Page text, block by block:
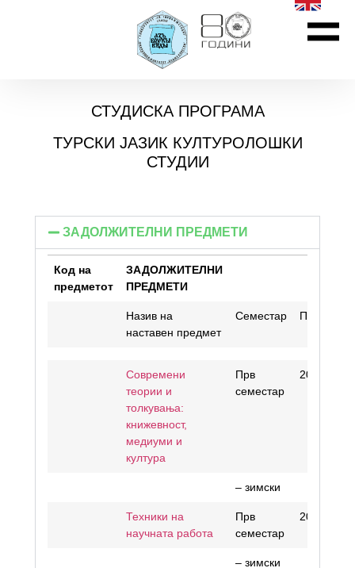
СТУДИСКА ПРОГРАМА
ТУРСКИ ЈАЗИК КУЛТУРОЛОШКИ
СТУДИИ
ЗАДОЛЖИТЕЛНИ ПРЕДМЕТИ
Код на
предметот
ЗАДОЛЖИТЕЛНИ
ПРЕДМЕТИ
Назив на
наставен предмет
Семестар
Современи
теории и
толкувања:
книжевност,
медиуми и
култура
Прв
семестар
20
– зимски
Техники на
научната работа
Прв
семестар
20
– зимски